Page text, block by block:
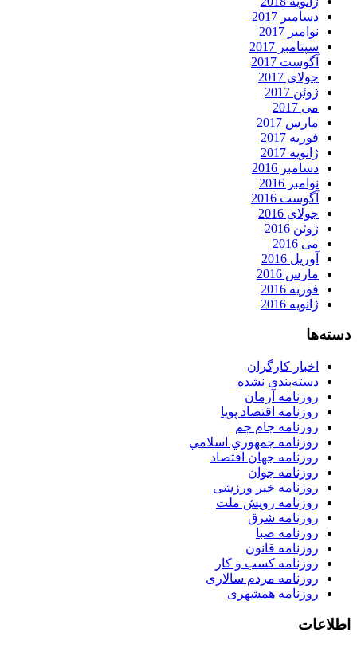
دسامبر 2017
نوامبر 2017
سپتامبر 2017
آگوست 2017
جولای 2017
ژوئن 2017
می 2017
مارس 2017
فوریه 2017
ژانویه 2017
دسامبر 2016
نوامبر 2016
آگوست 2016
جولای 2016
ژوئن 2016
می 2016
آوریل 2016
مارس 2016
فوریه 2016
ژانویه 2016
دسته‌ها
اخبار کارگران
دسته‌بندی نشده
روزنامه آرمان
روزنامه اقتصاد پویا
روزنامه جام جم
روزنامه جمهوري اسلامي
روزنامه جهان اقتصاد
روزنامه جوان
روزنامه خبر ورزشى
روزنامه رویش ملت
روزنامه شرق
روزنامه صبا
روزنامه قانون
روزنامه كسب و كار
روزنامه مردم سالاری
روزنامه همشهری
اطلاعات